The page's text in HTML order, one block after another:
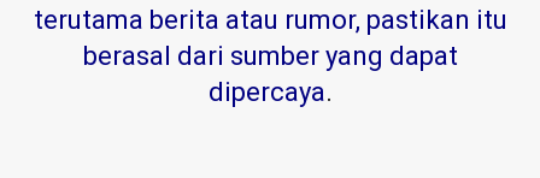
terutama berita atau rumor, pastikan itu
berasal dari sumber yang dapat
dipercaya.